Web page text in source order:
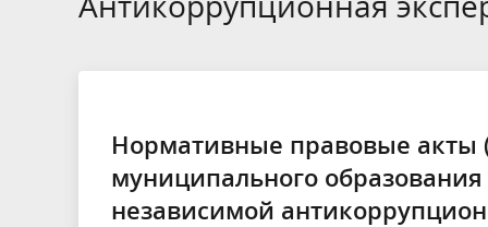
ОРВ и Экспертиза
Контрольно-счетная палата
затрагивающие интересы
граждан
Нормативные правовые акты
муниципального
независимой